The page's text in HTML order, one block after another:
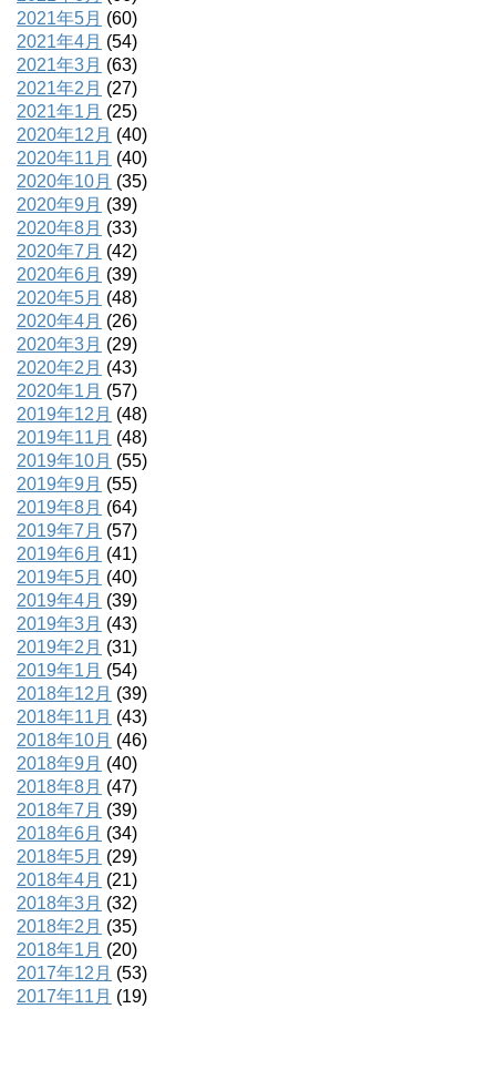
2021年5月 (60)
2021年4月 (54)
2021年3月 (63)
2021年2月 (27)
2021年1月 (25)
2020年12月 (40)
2020年11月 (40)
2020年10月 (35)
2020年9月 (39)
2020年8月 (33)
2020年7月 (42)
2020年6月 (39)
2020年5月 (48)
2020年4月 (26)
2020年3月 (29)
2020年2月 (43)
2020年1月 (57)
2019年12月 (48)
2019年11月 (48)
2019年10月 (55)
2019年9月 (55)
2019年8月 (64)
2019年7月 (57)
2019年6月 (41)
2019年5月 (40)
2019年4月 (39)
2019年3月 (43)
2019年2月 (31)
2019年1月 (54)
2018年12月 (39)
2018年11月 (43)
2018年10月 (46)
2018年9月 (40)
2018年8月 (47)
2018年7月 (39)
2018年6月 (34)
2018年5月 (29)
2018年4月 (21)
2018年3月 (32)
2018年2月 (35)
2018年1月 (20)
2017年12月 (53)
2017年11月 (19)